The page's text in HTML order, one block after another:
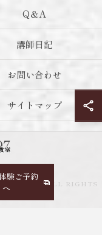
験ご予約
へ
Q＆A
講師日記
お問い合わせ
サイトマップ
の着付け教室 ALL RIGHTS